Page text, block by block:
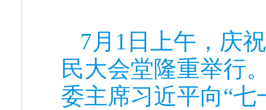
7月1日上午，庆
民大会堂隆重举行
委主席习近平向“七